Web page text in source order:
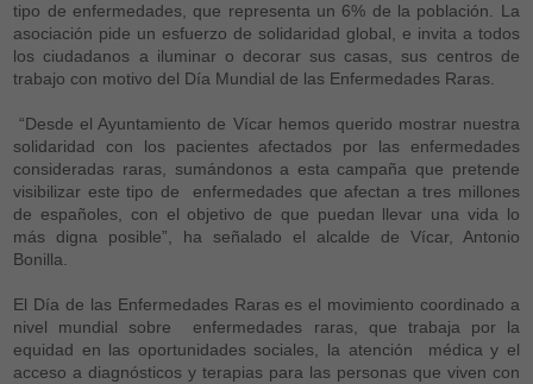
tipo de enfermedades, que representa un 6% de la población. La
asociación pide un esfuerzo de solidaridad global, e invita a todos
los ciudadanos a iluminar o decorar sus casas, sus centros de
trabajo con motivo del Día Mundial de las Enfermedades Raras.
“Desde el Ayuntamiento de Vícar hemos querido mostrar nuestra
solidaridad con los pacientes afectados por las enfermedades
consideradas raras, sumándonos a esta campaña que pretende
visibilizar este tipo de enfermedades que afectan a tres millones
de españoles, con el objetivo de que puedan llevar una vida lo
más digna posible”, ha señalado el alcalde de Vícar, Antonio
Bonilla.
El Día de las Enfermedades Raras es el movimiento coordinado a
nivel mundial sobre enfermedades raras, que trabaja por la
equidad en las oportunidades sociales, la atención médica y el
acceso a diagnósticos y terapias para las personas que viven con